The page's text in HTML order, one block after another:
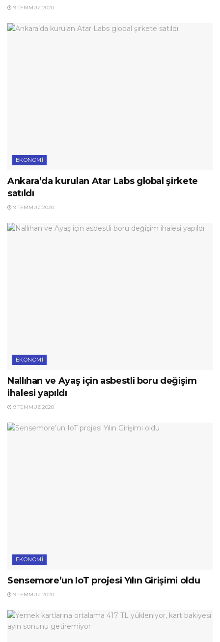
9 TEMMUZ 2020
EKONOMI
Ankara’da kurulan Atar Labs global şirkete
satıldı
9 TEMMUZ 2020
EKONOMI
Nallıhan ve Ayaş için asbestli boru değişim
ihalesi yapıldı
9 TEMMUZ 2020
EKONOMI
Sensemore’un IoT projesi Yılın Girişimi oldu
9 TEMMUZ 2020